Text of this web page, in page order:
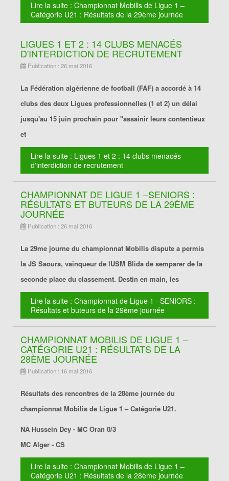
Lire la suite : Championnat Mobilis de Ligue 1 –
Catégorie U21 : Résultats de la 29ème journée
LIGUES 1 ET 2 : 14 CLUBS MENACÉS
D'INTERDICTION DE RECRUTEMENT
Publication : 26 mai 2016
La Fédération algérienne de football (FAF) a accordé à 14
clubs des deux Ligues professionnelles (1 et 2) un délai
jusqu'au 15 juin prochain pour "assainir leurs contentieux
et
Lire la suite : Ligues 1 et 2 : 14 clubs menacés
d'interdiction de recrutement
CHAMPIONNAT DE LIGUE 1 –SENIORS :
RÉSULTATS ET BUTEURS DE LA 29ÈME
JOURNÉE
Publication : 26 mai 2016
La 29me journe du championnat Mobilis dispute a permis
la JS Saoura, vainqueur de lUSM Blida de semparer de la
seconde place du classement. Destin en main, les
Lire la suite : Championnat de Ligue 1 –SENIORS :
Résultats et buteurs de la 29ème journée
CHAMPIONNAT MOBILIS DE LIGUE 1 –
CATÉGORIE U21 : RÉSULTATS DE LA
28ÈME JOURNÉE
Publication : 16 mai 2016
Résultats des rencontres de la 28ème journée du
championnat Mobilis de Ligue 1 – Catégorie U21.
NA Hussein Dey - MC Oran 0/3
MC Alger - CS
Lire la suite : Championnat Mobilis de Ligue 1 –
Catégorie U21 : Résultats de la 28ème journée